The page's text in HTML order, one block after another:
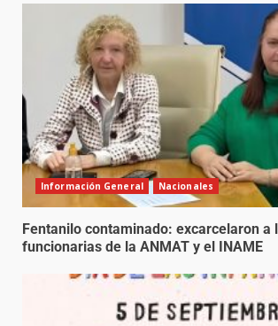
Información General Nacionales
Fentanilo contaminado: excarcelaron a
funcionarias de la ANMAT y el INAME